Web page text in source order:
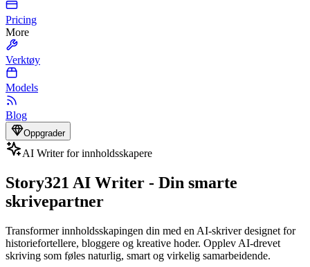
Pricing
More
Verktøy
Models
Blog
Oppgrader
AI Writer for innholdsskapere
Story321 AI Writer - Din smarte
skrivepartner
Transformer innholdsskapingen din med en AI-skriver designet for
historiefortellere, bloggere og kreative hoder. Opplev AI-drevet
skriving som føles naturlig, smart og virkelig samarbeidende.